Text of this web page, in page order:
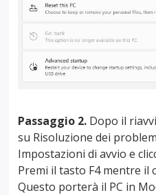
Passaggio 2. Dopo il
su Risoluzione dei
Impostazioni di avvio e
Premi il tasto F4 mentre il
Questo porterà il PC in